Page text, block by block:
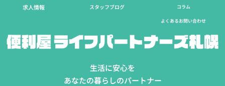
求人情報
スタッフブログ
コラム
よくあるお問い合わせ
生活に安心を
あなたの暮らしのパートナー